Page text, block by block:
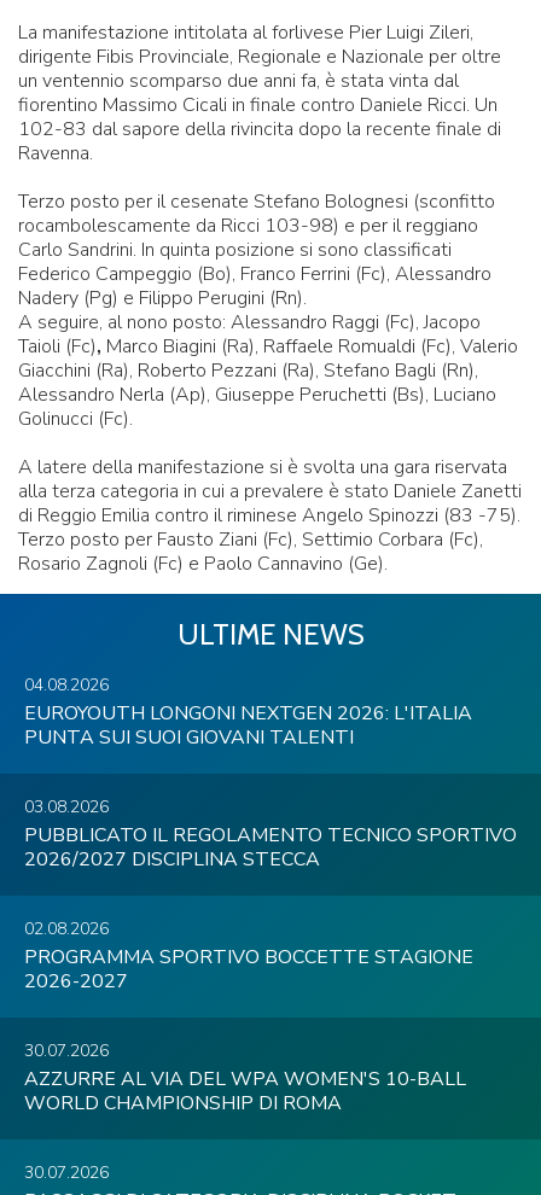
La manifestazione intitolata al forlivese Pier Luigi Zileri,
dirigente Fibis Provinciale, Regionale e Nazionale per oltre
un ventennio scomparso due anni fa, è stata vinta dal
fiorentino Massimo Cicali in finale contro Daniele Ricci. Un
102-83 dal sapore della rivincita dopo la recente finale di
Ravenna.
Terzo posto per il cesenate Stefano Bolognesi (sconfitto
rocambolescamente da Ricci 103-98) e per il reggiano
Carlo Sandrini. In quinta posizione si sono classificati
Federico Campeggio (Bo), Franco Ferrini (Fc), Alessandro
Nadery (Pg) e Filippo Perugini (Rn).
A seguire, al nono posto: Alessandro Raggi (Fc), Jacopo
Taioli (Fc), Marco Biagini (Ra), Raffaele Romualdi (Fc), Valerio
Giacchini (Ra), Roberto Pezzani (Ra), Stefano Bagli (Rn),
Alessandro Nerla (Ap), Giuseppe Peruchetti (Bs), Luciano
Golinucci (Fc).
A latere della manifestazione si è svolta una gara riservata
alla terza categoria in cui a prevalere è stato Daniele Zanetti
di Reggio Emilia contro il riminese Angelo Spinozzi (83 -75).
Terzo posto per Fausto Ziani (Fc), Settimio Corbara (Fc),
Rosario Zagnoli (Fc) e Paolo Cannavino (Ge).
ULTIME NEWS
04.08.2026
EUROYOUTH LONGONI NEXTGEN 2026: L'ITALIA
PUNTA SUI SUOI GIOVANI TALENTI
03.08.2026
PUBBLICATO IL REGOLAMENTO TECNICO SPORTIVO
2026/2027 DISCIPLINA STECCA
02.08.2026
PROGRAMMA SPORTIVO BOCCETTE STAGIONE
2026-2027
30.07.2026
AZZURRE AL VIA DEL WPA WOMEN'S 10-BALL
WORLD CHAMPIONSHIP DI ROMA
30.07.2026